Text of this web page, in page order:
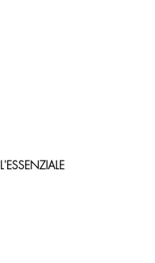
L'ESSENZIALE